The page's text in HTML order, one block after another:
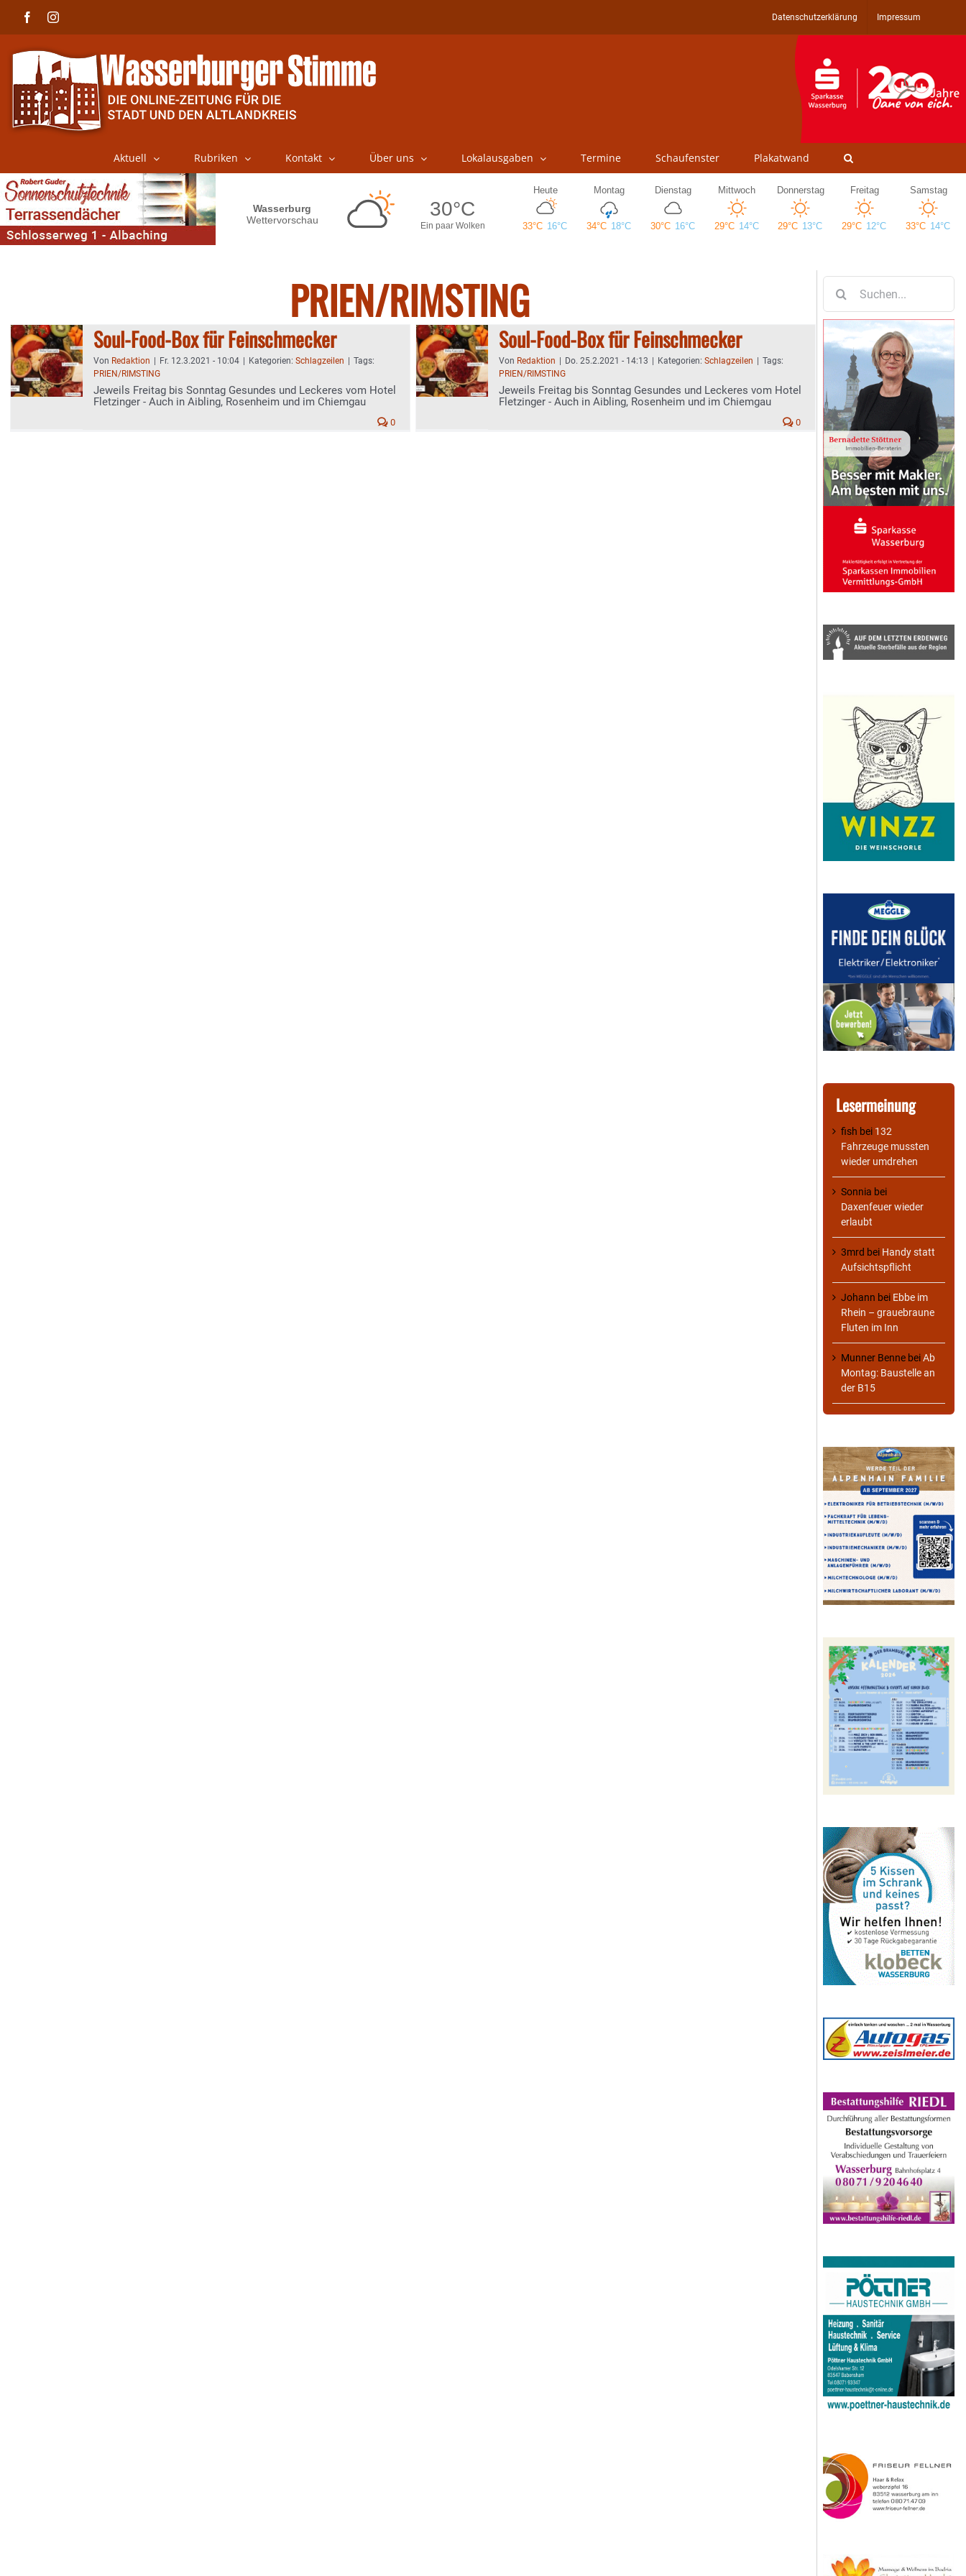
FacebookInstagram Datenschutzerklärung Impressum
Aktuell Rubriken Kontakt Über uns Lokalausgaben Termine Schaufenster Plakatwand
PRIEN/RIMSTING
Soul-Food-Box für Feinschmecker
Von Redaktion Fr. 12.3.2021 - 10:04 Kategorien: Schlagzeilen
Tags:
PRIEN/RIMSTING
Jeweils Freitag bis Sonntag Gesundes und Leckeres vom Hotel
Fletzinger - Auch in Aibling, Rosenheim und im Chiemgau
0
Soul-Food-Box für Feinschmecker
Von Redaktion Do. 25.2.2021 - 14:13 Kategorien: Schlagzeilen
Tags:
PRIEN/RIMSTING
Jeweils Freitag bis Sonntag Gesundes und Leckeres vom Hotel
Fletzinger - Auch in Aibling, Rosenheim und im Chiemgau
0
nach:
Lesermeinung
fish bei 132
Fahrzeuge mussten
wieder umdrehen
Sonnia bei
Daxenfeuer wieder
erlaubt
3mrd bei Handy statt
Aufsichtspflicht
Johann bei Ebbe im
Rhein – grauebraune
Fluten im Inn
Munner Benne beiAb
Montag: Baustelle an
der B15